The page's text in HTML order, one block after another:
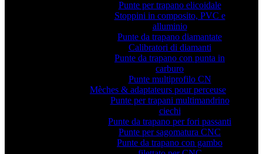
Punte per trapano elicoidale
Stoppini in composito, PVC e
alluminio
Punte da trapano diamantate
Calibratori di diamanti
Punte da trapano con punta in
carburo
Punte multiprofilo CN
Mèches & adaptateurs pour perceuse
Punte per trapani multimandrino
ciechi
Punte da trapano per fori passanti
Punte per sagomatura CNC
Punte da trapano con gambo